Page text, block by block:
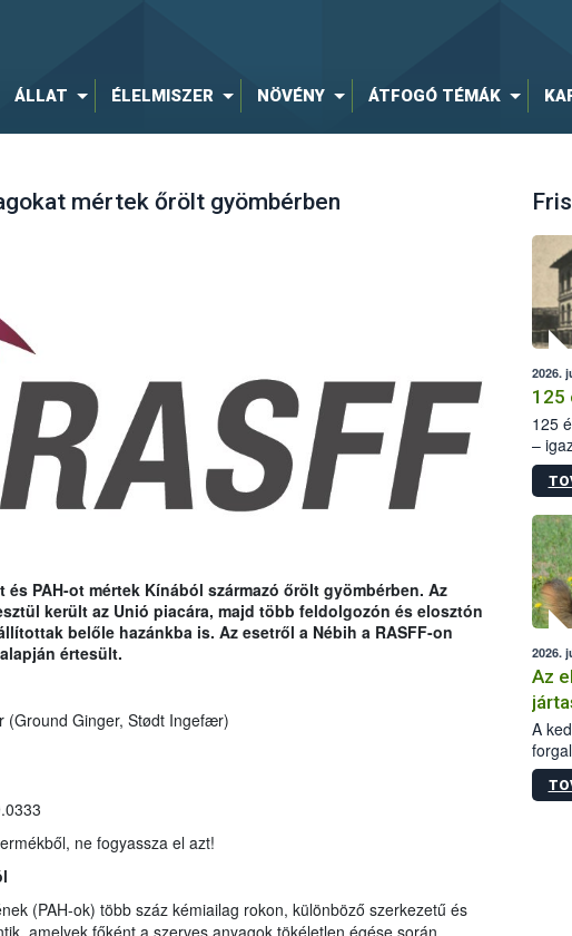
ÁLLAT ÉLELMISZER NÖVÉNY ÁTFOGÓ TÉMÁK
mértek őrölt gyömbérben
PAH-ot mértek Kínából származó őrölt gyömbérben. Az
került az Unió piacára, majd több feldolgozón és elosztón
belőle hazánkba is. Az esetről a Nébih a RASFF-on
értesült.
(Ground Ginger, Stødt Ingefær)
ne fogyassza el azt!
(PAH-ok) több száz kémiailag rokon, különböző szerkezetű és
amelyek főként a szerves anyagok tökéletlen égése során
2026.
125
125
–
15.
2026.
Az
A